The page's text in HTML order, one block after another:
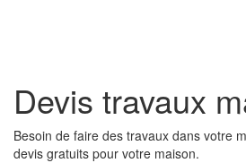
Devis travaux
Besoin de faire des travaux dans votre
devis gratuits pour votre maison.